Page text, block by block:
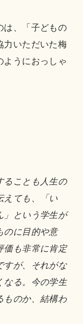
は、「子どもの
力いただいた梅
ようにおっしゃ
ることも人生の
えても、「い
」という学生が
のに目的や意
価も非常に肯定
すが、それがな
なる。今の学生
ものか、結構わ